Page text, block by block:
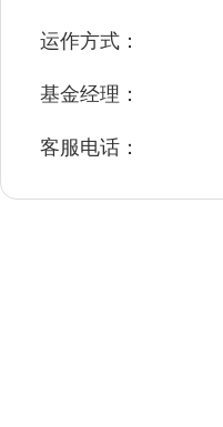
运作方式：
基金经理：
客服电话：